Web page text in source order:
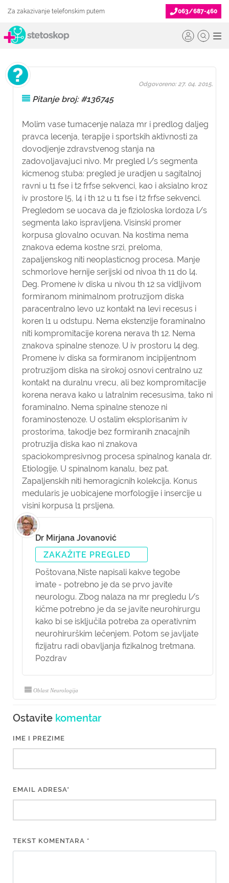
Za zakazivanje telefonskim putem 063/687-460
Pitanje broj: #136745
Molim vase tumacenje nalaza mr i predlog daljeg
pravca lecenja, terapije i sportskih aktivnosti za
dovodjenje zdravstvenog stanja na
zadovoljavajuci nivo. Mr pregled l/s segmenta
kicmenog stuba: pregled je uradjen u sagitalnoj
ravni u t1 fse i t2 frfse sekvenci, kao i aksialno kroz
iv prostore l5, l4 i th 12 u t1 fse i t2 frfse sekvenci.
Pregledom se uocava da je fizioloska lordoza l/s
segmenta lako ispravljena. Visinski promer
korpusa glovalno ocuvan. Na kostima nema
znakova edema kostne srzi, preloma,
zapaljenskog niti neoplasticnog procesa. Manje
schmorlove hernije serijski od nivoa th 11 do l4.
Deg. Promene iv diska u nivou th 12 sa vidljivom
formiranom minimalnom protruzijom diska
paracentralno levo uz kontakt na levi recesus i
koren l1 u odstupu. Nema ekstenzije foraminalno
niti kompromitacije korena nerava th 12. Nema
znakova spinalne stenoze. U iv prostoru l4 deg.
Promene iv diska sa formiranom incipijentnom
protruzijom diska na sirokoj osnovi centralno uz
kontakt na duralnu vrecu, ali bez kompromitacije
korena nerava kako u latralnim recesusima, tako ni
foraminalno. Nema spinalne stenoze ni
foraminostenoze. U ostalim eksplorisanim iv
prostorima, takodje bez formiranih znacajnih
protruzija diska kao ni znakova
spaciokompresivnog procesa spinalnog kanala dr.
Etiologije. U spinalnom kanalu, bez pat.
Zapaljenskih niti hemoragicnih kolekcija. Konus
medularis je uobicajene morfologije i insercije u
visini korpusa l1 prsljena.
Odgovoreno: 27. 04. 2015.
Dr Mirjana Jovanović
ZAKAŽITE PREGLED
Poštovana,Niste napisali kakve tegobe
imate - potrebno je da se prvo javite
neurologu. Zbog nalaza na mr pregledu l/s
kičme potrebno je da se javite neurohirurgu
kako bi se isključila potreba za operativnim
neurohirurškim lečenjem. Potom se javljate
fizijatru radi obavljanja fizikalnog tretmana.
Pozdrav
Oblast Neurologija
Ostavite komentar
IME I PREZIME
EMAIL ADRESA*
TEKST KOMENTARA *